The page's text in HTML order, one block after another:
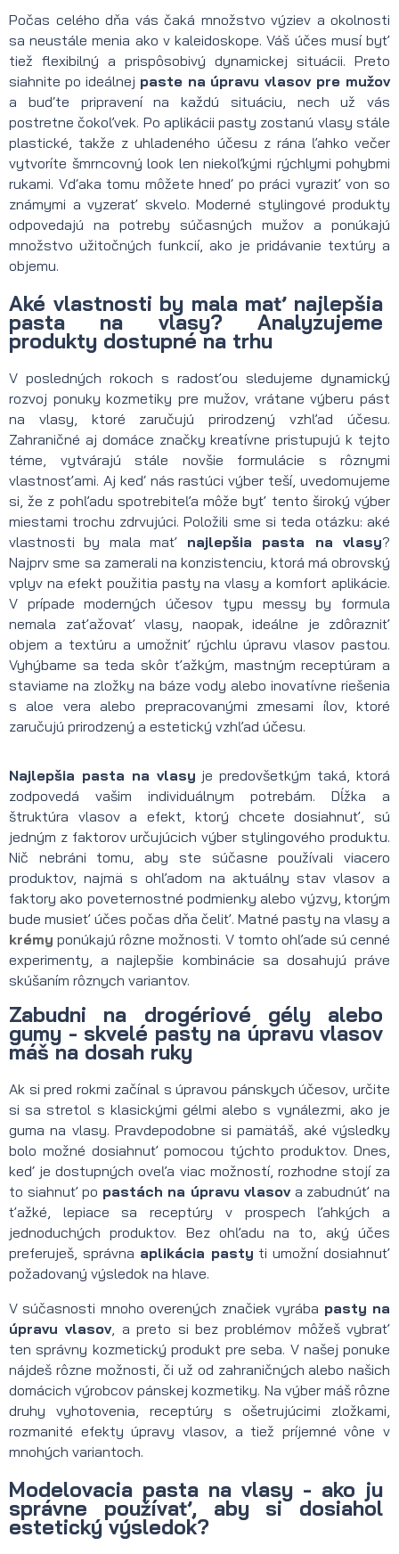
Počas celého dňa vás čaká množstvo výziev a okolnosti
sa neustále menia ako v kaleidoskope. Váš účes musí byť
tiež flexibilný a prispôsobivý dynamickej situácii. Preto
siahnite po ideálnej paste na úpravu vlasov pre mužov
a buďte pripravení na každú situáciu, nech už vás
postretne čokoľvek. Po aplikácii pasty zostanú vlasy stále
plastické, takže z uhladeného účesu z rána ľahko večer
vytvoríte šmrncovný look len niekoľkými rýchlymi pohybmi
rukami. Vďaka tomu môžete hneď po práci vyraziť von so
známymi a vyzerať skvelo. Moderné stylingové produkty
odpovedajú na potreby súčasných mužov a ponúkajú
množstvo užitočných funkcií, ako je pridávanie textúry a
objemu.
Aké vlastnosti by mala mať najlepšia
pasta na vlasy? Analyzujeme
produkty dostupné na trhu
V posledných rokoch s radosťou sledujeme dynamický
rozvoj ponuky kozmetiky pre mužov, vrátane výberu pást
na vlasy, ktoré zaručujú prirodzený vzhľad účesu.
Zahraničné aj domáce značky kreatívne pristupujú k tejto
téme, vytvárajú stále novšie formulácie s rôznymi
vlastnosťami. Aj keď nás rastúci výber teší, uvedomujeme
si, že z pohľadu spotrebiteľa môže byť tento široký výber
miestami trochu zdrvujúci. Položili sme si teda otázku: aké
vlastnosti by mala mať najlepšia pasta na vlasy?
Najprv sme sa zamerali na konzistenciu, ktorá má obrovský
vplyv na efekt použitia pasty na vlasy a komfort aplikácie.
V prípade moderných účesov typu messy by formula
nemala zaťažovať vlasy, naopak, ideálne je zdôrazniť
objem a textúru a umožniť rýchlu úpravu vlasov pastou.
Vyhýbame sa teda skôr ťažkým, mastným receptúram a
staviame na zložky na báze vody alebo inovatívne riešenia
s aloe vera alebo prepracovanými zmesami ílov, ktoré
zaručujú prirodzený a estetický vzhľad účesu.
Najlepšia pasta na vlasy je predovšetkým taká, ktorá
zodpovedá vašim individuálnym potrebám. Dĺžka a
štruktúra vlasov a efekt, ktorý chcete dosiahnuť, sú
jedným z faktorov určujúcich výber stylingového produktu.
Nič nebráni tomu, aby ste súčasne používali viacero
produktov, najmä s ohľadom na aktuálny stav vlasov a
faktory ako poveternostné podmienky alebo výzvy, ktorým
bude musieť účes počas dňa čeliť. Matné pasty na vlasy a
krémy ponúkajú rôzne možnosti. V tomto ohľade sú cenné
experimenty, a najlepšie kombinácie sa dosahujú práve
skúšaním rôznych variantov.
Zabudni na drogériové gély alebo
gumy - skvelé pasty na úpravu vlasov
máš na dosah ruky
Ak si pred rokmi začínal s úpravou pánskych účesov, určite
si sa stretol s klasickými gélmi alebo s vynálezmi, ako je
guma na vlasy. Pravdepodobne si pamätáš, aké výsledky
bolo možné dosiahnuť pomocou týchto produktov. Dnes,
keď je dostupných oveľa viac možností, rozhodne stojí za
to siahnuť po pastách na úpravu vlasova zabudnúť na
ťažké, lepiace sa receptúry v prospech ľahkých a
jednoduchých produktov. Bez ohľadu na to, aký účes
preferuješ, správna aplikácia pasty ti umožní dosiahnuť
požadovaný výsledok na hlave.
V súčasnosti mnoho overených značiek vyrába pasty na
úpravu vlasov, a preto si bez problémov môžeš vybrať
ten správny kozmetický produkt pre seba. V našej ponuke
nájdeš rôzne možnosti, či už od zahraničných alebo našich
domácich výrobcov pánskej kozmetiky. Na výber máš rôzne
druhy vyhotovenia, receptúry s ošetrujúcimi zložkami,
rozmanité efekty úpravy vlasov, a tiež príjemné vône v
mnohých variantoch.
Modelovacia pasta na vlasy - ako ju
správne používať, aby si dosiahol
estetický výsledok?